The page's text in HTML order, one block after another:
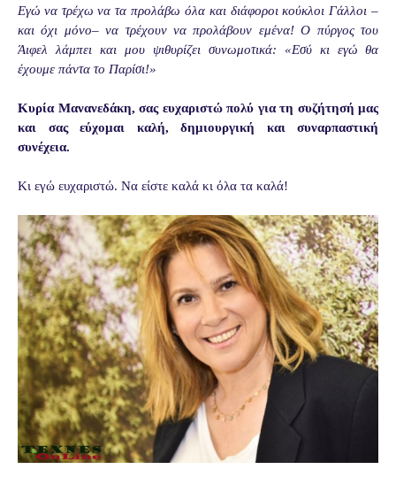
Εγώ να τρέχω να τα προλάβω όλα και διάφοροι κούκλοι Γάλλοι –
και όχι μόνο– να τρέχουν να προλάβουν εμένα! Ο πύργος του
Άιφελ λάμπει και μου ψιθυρίζει συνωμοτικά: «Εσύ κι εγώ θα
έχουμε πάντα το Παρίσι!»
Κυρία Μανανεδάκη, σας ευχαριστώ πολύ για τη συζήτησή μας
και σας εύχομαι καλή, δημιουργική και συναρπαστική
συνέχεια.
Κι εγώ ευχαριστώ. Να είστε καλά κι όλα τα καλά!